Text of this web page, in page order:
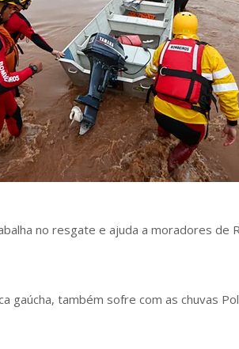
no resgate e ajuda a moradores de
gaúcha, também sofre com as chuvas